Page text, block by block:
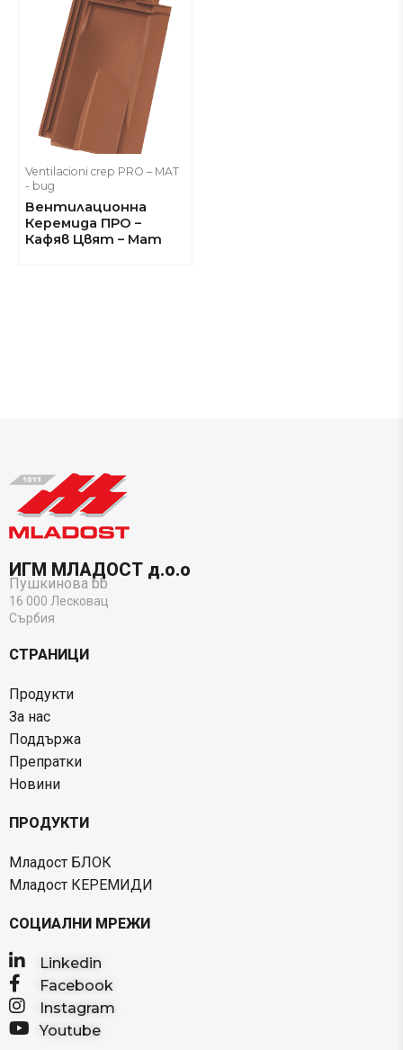
Ventilacioni crep PRO – MAT
- bug
Вентилационна
Керемида ПРО –
Кафяв Цвят – Мат
ИГМ МЛАДОСТ д.о.о
Пушкинова bb
16 000 Лесковац
Сърбия
СТРАНИЦИ
Продукти
За нас
Поддържа
Препратки
Новини
ПРОДУКТИ
Младост БЛОК
Младост КЕРЕМИДИ
СОЦИАЛНИ МРЕЖИ
Linkedin
Facebook
Instagram
Youtube